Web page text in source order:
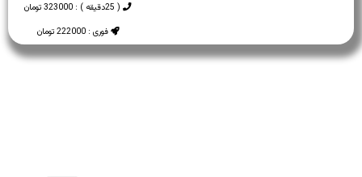
( 25دقیقه ) : 323000 تومان
فوری : 222000 تومان